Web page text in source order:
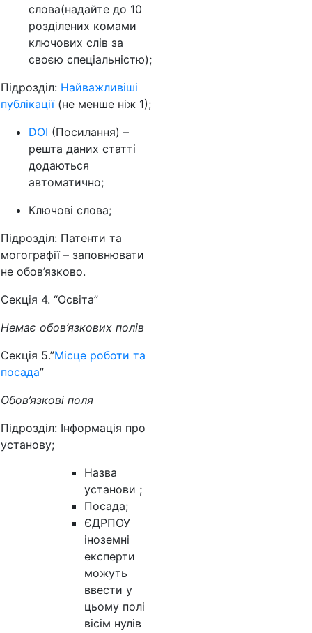
слова(надайте до 10
розділених комами
ключових слів за
своєю спеціальністю);
Підрозділ: Найважливіші
публікації(не менше ніж 1);
DOI (Посилання) –
решта даних статті
додаються
автоматично;
Ключові слова;
Підрозділ: Патенти та
могографії – заповнювати
не обов’язково.
Секція 4. “Освіта”
Немає обов’язкових полів
Секція 5.”Місце роботи та
посада”
Обов’язкові поля
Підрозділ: Інформація про
установу;
Назва
установи ;
Посада;
ЄДРПОУ
іноземні
експерти
можуть
ввести у
цьому полі
вісім нулів